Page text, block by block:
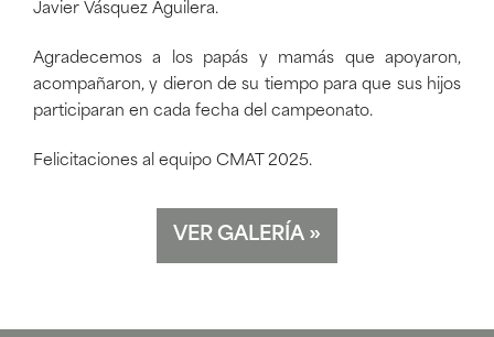
Javier Vásquez Aguilera.
Agradecemos a los papás y mamás que apoyaron,
acompañaron, y dieron de su tiempo para que sus hijos
participaran en cada fecha del campeonato.
Felicitaciones al equipo CMAT 2025.
VER GALERÍA »